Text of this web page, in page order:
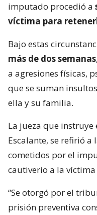
imputado procedió a
víctima para
Bajo estas
más de dos semanas
a agresiones físicas,
que se suman
ella y su familia.
La jueza que instruye
Escalante, se refirió
cometidos por el
cautiverio a la
“Se otorgó por el
prisión preventiva